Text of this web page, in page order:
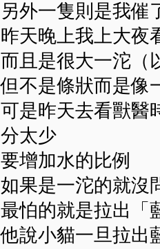
另外一隻則是我催
昨天晚上我上大夜
而且是很大一沱（
但不是條狀而是像
可是昨天去看獸醫
分太少
要增加水的比例
如果是一沱的就沒
最怕的就是拉出「
他說小貓一旦拉出